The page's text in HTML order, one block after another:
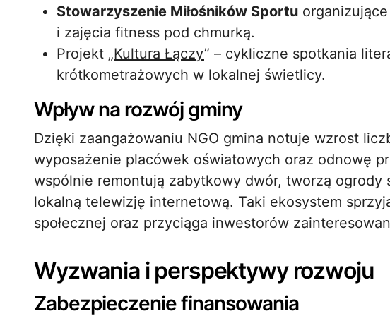
Stowarzyszenie Miłośników Sportu
i zajęcia fitness pod chmurką.
Projekt „Kultura Łączy” – cykliczne spotkania
krótkometrażowych w lokalnej świetlicy.
Wpływ na rozwój gminy
Dzięki zaangażowaniu NGO gmina notuje wzrost
wyposażenie placówek oświatowych oraz odnowę
wspólnie remontują zabytkowy dwór, tworzą ogrody
lokalną telewizję internetową. Taki ekosystem
społecznej oraz przyciąga inwestorów
Wyzwania i perspektywy rozwoju
Zabezpieczenie finansowania